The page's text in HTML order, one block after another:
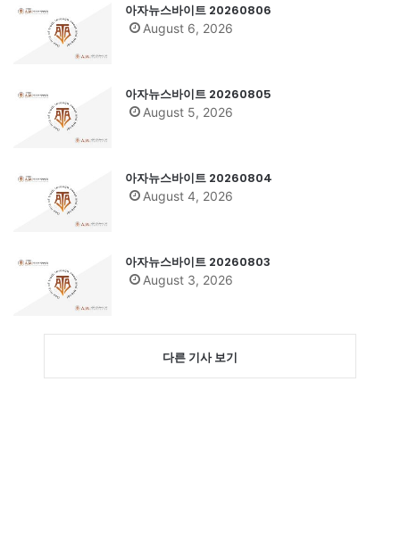
아자뉴스바이트 20260806
August 6, 2026
아자뉴스바이트 20260805
August 5, 2026
아자뉴스바이트 20260804
August 4, 2026
아자뉴스바이트 20260803
August 3, 2026
다른 기사 보기